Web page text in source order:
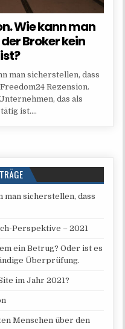
Wie kann man
Broker kein
man sicherstellen, dass
Rezension.
das als
ist….
man sicherstellen, dass
Perspektive – 2021
ein Betrug? Oder ist es
Überprüfung.
im Jahr 2021?
Menschen über den